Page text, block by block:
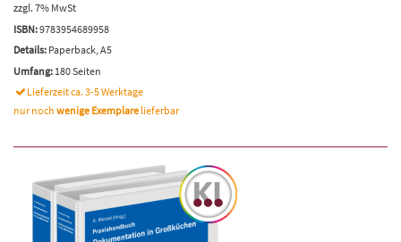
zzgl. 7% MwSt
ISBN:9783954689958
Details: Paperback, A5
Umfang: 180 Seiten
Lieferzeit ca. 3-5 Werktage
nur noch wenige Exemplare lieferbar